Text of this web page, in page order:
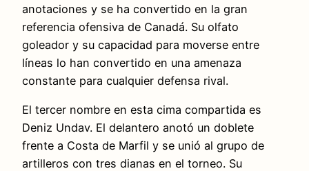
anotaciones y se ha convertido en la gran
referencia ofensiva de Canadá. Su olfato
goleador y su capacidad para moverse entre
líneas lo han convertido en una amenaza
constante para cualquier defensa rival.
El tercer nombre en esta cima compartida es
Deniz Undav. El delantero anotó un doblete
frente a Costa de Marfil y se unió al grupo de
artilleros con tres dianas en el torneo. Su